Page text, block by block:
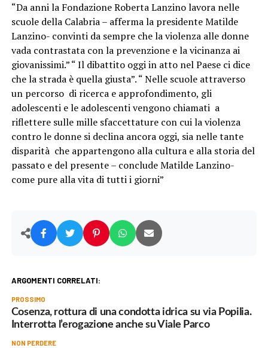
“Da anni la Fondazione Roberta Lanzino lavora nelle
scuole della Calabria – afferma la presidente Matilde
Lanzino- convinti da sempre che la violenza alle donne
vada contrastata con la prevenzione e la vicinanza ai
giovanissimi.” “ Il dibattito oggi in atto nel Paese ci dice
che la strada è quella giusta”. “ Nelle scuole attraverso
un percorso di ricerca e approfondimento, gli
adolescenti e le adolescenti vengono chiamati a
riflettere sulle mille sfaccettature con cui la violenza
contro le donne si declina ancora oggi, sia nelle tante
disparità che appartengono alla cultura e alla storia del
passato e del presente – conclude Matilde Lanzino-
come pure alla vita di tutti i giorni”
ARGOMENTI CORRELATI:
PROSSIMO
Cosenza, rottura di una condotta idrica su via Popilia.
Interrotta l’erogazione anche su Viale Parco
NON PERDERE